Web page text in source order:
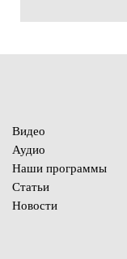
Видео
Аудио
Наши программы
Статьи
Новости